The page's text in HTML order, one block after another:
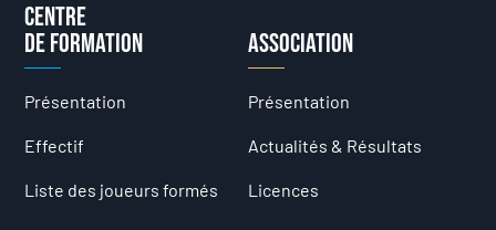
Centre
de formation
Présentation
Effectif
Liste des joueurs formés
Association
Présentation
Actualités & Résultats
Licences